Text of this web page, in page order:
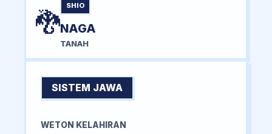
🐉
SHIO
NAGA
TANAH
SISTEM JAWA
WETON KELAHIRAN